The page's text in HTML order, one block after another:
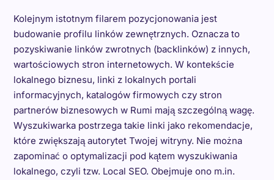
Kolejnym istotnym filarem pozycjonowania jest
budowanie profilu linków zewnętrznych. Oznacza to
pozyskiwanie linków zwrotnych (backlinków) z innych,
wartościowych stron internetowych. W kontekście
lokalnego biznesu, linki z lokalnych portali
informacyjnych, katalogów firmowych czy stron
partnerów biznesowych w Rumi mają szczególną wagę.
Wyszukiwarka postrzega takie linki jako rekomendacje,
które zwiększają autorytet Twojej witryny. Nie można
zapominać o optymalizacji pod kątem wyszukiwania
lokalnego, czyli tzw. Local SEO. Obejmuje ono m.in.